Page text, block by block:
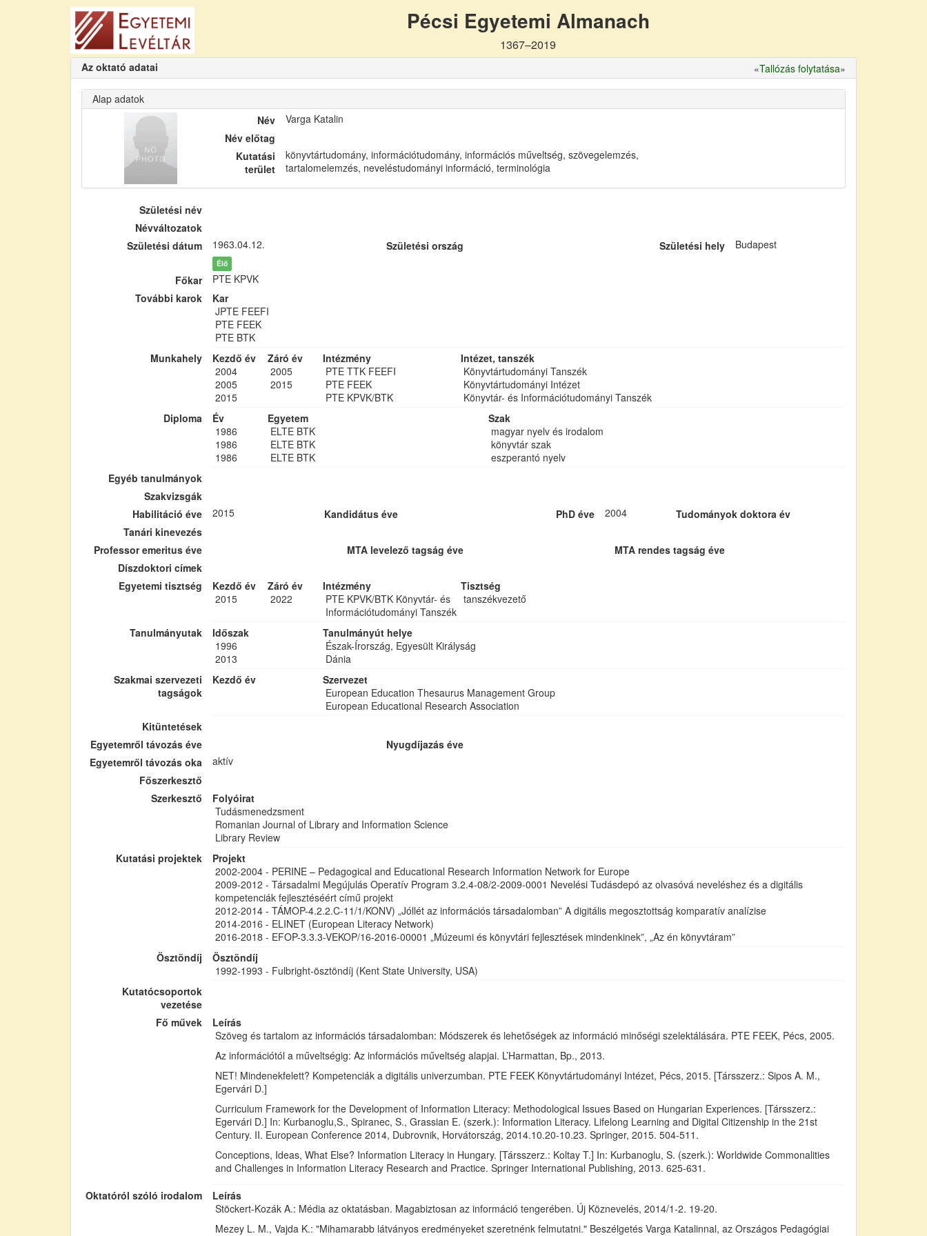
Pécsi Egyetemi Almanach
1367–2019
Az oktató adatai «Tallózás folytatása»
Alap adatok
Név
Varga Katalin
Név előtag
Kutatási
terület
könyvtártudomány, információtudomány, információs műveltség, szövegelemzés,
tartalomelemzés, neveléstudományi információ, terminológia
Születési név
Névváltozatok
Születési dátum
1963.04.12. Születési ország Születési hely Budapest
Élő
Főkar
PTE KPVK
További karok
Kar
JPTE FEEFI
PTE FEEK
PTE BTK
Munkahely
Kezdő év Záró év Intézmény
Intézet, tanszék
2004
2005 PTE TTK FEEFI
Könyvtártudományi Tanszék
2005
2015 PTE FEEK
Könyvtártudományi Intézet
2015
PTE KPVK/BTK
Könyvtár- és Információtudományi Tanszék
Diploma
Év Egyetem
Szak
1986
ELTE BTK
magyar nyelv és irodalom
1986
ELTE BTK
könyvtár szak
1986
ELTE BTK
eszperantó nyelv
Egyéb tanulmányok
Szakvizsgák
Habilitáció éve
2015 Kandidátus éve PhD éve 2004
Tudományok doktora év
Tanári kinevezés
Professor emeritus éve
MTA levelező tagság éve
MTA rendes tagság éve
Díszdoktori címek
Egyetemi tisztség
Kezdő év Záró év Intézmény
Tisztség
2015
2022
PTE KPVK/BTK Könyvtár- és
Információtudományi Tanszék
tanszékvezető
Tanulmányutak Időszak
Tanulmányút helye
1996
Észak-Írország, Egyesült Királyság
2013
Dánia
Szakmai szervezeti
tagságok
Kezdő év
Szervezet
European Education Thesaurus Management Group
European Educational Research Association
Kitüntetések
Egyetemről távozás éve
Nyugdíjazás éve
Egyetemről távozás oka
aktív
Főszerkesztő
Szerkesztő
Folyóirat
Tudásmenedzsment
Romanian Journal of Library and Information Science
Library Review
Kutatási projektek
Projekt
2002-2004 - PERINE – Pedagogical and Educational Research Information Network for Europe
2009-2012 - Társadalmi Megújulás Operatív Program 3.2.4-08/2-2009-0001 Nevelési Tudásdepó az olvasóvá neveléshez és a digitális
kompetenciák fejlesztéséért című projekt
2012-2014 - TÁMOP-4.2.2.C-11/1/KONV) „Jóllét az információs társadalomban” A digitális megosztottság komparatív analízise
2014-2016 - ELINET (European Literacy Network)
2016-2018 - EFOP-3.3.3-VEKOP/16-2016-00001 „Múzeumi és könyvtári fejlesztések mindenkinek”, „Az én könyvtáram”
Ösztöndíj
Ösztöndíj
1992-1993 - Fulbright-ösztöndíj (Kent State University, USA)
Kutatócsoportok
vezetése
Fő művek
Leírás
Szöveg és tartalom az információs társadalomban: Módszerek és lehetőségek az információ minőségi szelektálására. PTE FEEK, Pécs, 2005.
Az információtól a műveltségig: Az információs műveltség alapjai. L’Harmattan, Bp., 2013.
NET! Mindenekfelett? Kompetenciák a digitális univerzumban. PTE FEEK Könyvtártudományi Intézet, Pécs, 2015. [Társszerz.: Sipos A. M.,
Egervári D.]
Curriculum Framework for the Development of Information Literacy: Methodological Issues Based on Hungarian Experiences. [Társszerz.:
Egervári D.] In: Kurbanoglu,S., Spiranec, S., Grassian E. (szerk.): Information Literacy. Lifelong Learning and Digital Citizenship in the 21st
Century. II. European Conference 2014, Dubrovnik, Horvátország, 2014.10.20-10.23. Springer, 2015. 504-511.
Conceptions, Ideas, What Else? Information Literacy in Hungary. [Társszerz.: Koltay T.] In: Kurbanoglu, S. (szerk.): Worldwide Commonalities
and Challenges in Information Literacy Research and Practice. Springer International Publishing, 2013. 625-631.
Oktatóról szóló irodalom
Leírás
Stöckert-Kozák A.: Média az oktatásban. Magabiztosan az információ tengerében. Új Köznevelés, 2014/1-2. 19-20.
Mezey L. M., Vajda K.: "Mihamarabb látványos eredményeket szeretnénk felmutatni." Beszélgetés Varga Katalinnal, az Országos Pedagógiai